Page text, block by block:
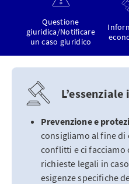
Questione
giuridica/Notificare
un caso giuridico
Prevenzione e
consigliamo al fine di
conflitti e ci facciamo
richieste legali in
esigenze specifiche